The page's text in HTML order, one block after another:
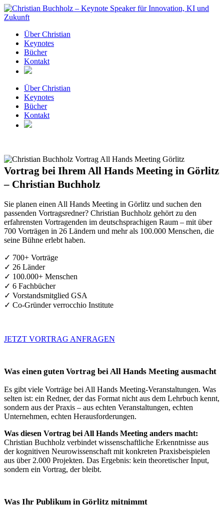
Zum
Inhalt
Über Christian
Keynotes
Bücher
Kontakt
Über Christian
Keynotes
Bücher
Kontakt
Vortrag bei Ihrem All Hands Meeting in Görlitz
– Christian Buchholz
Sie planen einen All Hands Meeting in Görlitz und suchen den
passenden Vortragsredner? Christian Buchholz gehört zu den
erfahrensten Vortragenden im deutschsprachigen Raum – mit über
700 Vorträgen in 26 Ländern und mehr als 100.000 Menschen, die
seine Bühne erlebt haben.
✓ 700+ Vorträge
✓ 26 Länder
✓ 100.000+ Menschen
✓ 6 Fachbücher
✓ Vorstandsmitglied GSA
✓ Co-Gründer verrocchio Institute
JETZT VORTRAG ANFRAGEN
Was einen guten Vortrag bei All Hands Meeting ausmacht
Es gibt viele Vorträge bei All Hands Meeting-Veranstaltungen. Was
selten ist: ein Redner, der das Format nicht aus dem Lehrbuch kennt,
sondern aus der Praxis – aus echten Veranstaltungen, echten
Unternehmen, echten Herausforderungen.
Was diesen Vortrag bei All Hands Meeting anders macht:
Christian Buchholz verbindet wissenschaftliche Erkenntnisse aus
der kognitiven Neurowissenschaft mit konkreten Praxisbeispielen
aus über 2.000 Projekten. Das Ergebnis: kein theoretischer Input,
sondern ein Vortrag, der bleibt.
Was Ihr Publikum in Görlitz mitnimmt